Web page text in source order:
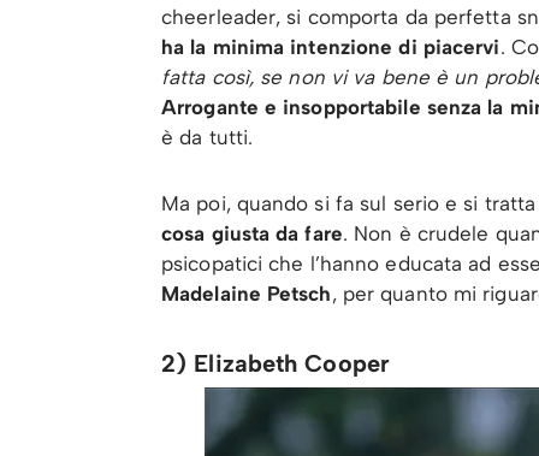
cheerleader, si comporta da perfetta
ha la minima intenzione di piacervi.
fatta così, se non vi va bene è un
Arrogante e insopportabile senza la
è da tutti.
Ma poi, quando si fa sul serio e si
cosa giusta da fare. Non è crudele
psicopatici che l’hanno educata ad
Madelaine Petsch, per quanto mi
2) Elizabeth Cooper